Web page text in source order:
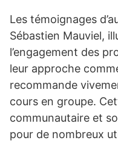
Les témoignages
Sébastien Mauviel,
l’engagement des
leur approche
recommande
cours en groupe.
communautaire et
pour de nombreux